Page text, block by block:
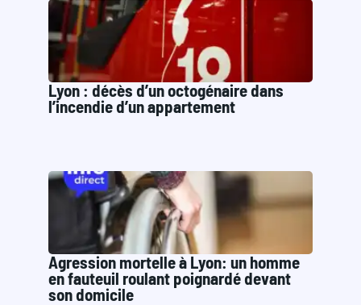
Lyon : décès d’un octogénaire dans
l’incendie d’un appartement
Agression mortelle à Lyon: un homme
en fauteuil roulant poignardé devant
son domicile